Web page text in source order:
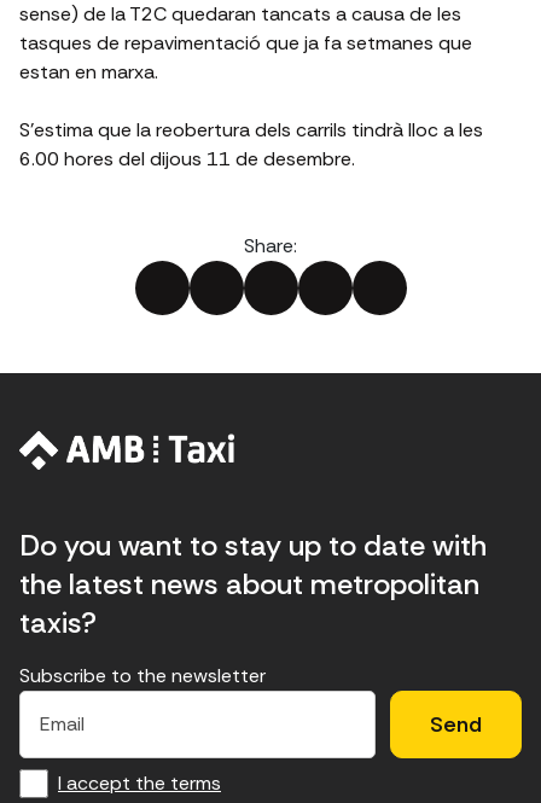
sense) de la T2C quedaran tancats a causa de les
tasques de repavimentació que ja fa setmanes que
estan en marxa.
S’estima que la reobertura dels carrils tindrà lloc a les
6.00 hores del dijous 11 de desembre.
Share:
Do you want to stay up to date with
the latest news about metropolitan
taxis?
E
f
o
E
c
a
H
u
d
×
Subscribe to the newsletter
E
a
i
I accept the terms